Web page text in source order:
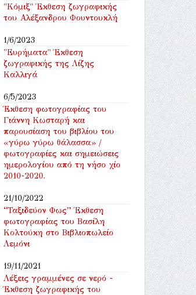
"Κόμιξ" Έκθεση ζωγραφικής
του Αλέξανδρου Φουντουκλή
1/6/2023
"Ευρήματα" Έκθεση
ζωγραφικής της Λίζης
Καλλιγά
6/5/2023
Έκθεση φωτογραφίας του
Γιάννη Κωσταρή και
παρουσίαση του βιβλίου του
«γύρω γύρω θάλασσα» /
φωτογραφίες και σημειώσεις
ημερολογίου από τη νήσο χίο
2010-2020.
21/10/2022
“Ταξιδεύον Φως” Έκθεση
φωτογραφίας του Βασίλη
Κολτούκη στο Βιβλιοπωλείο
Λεμόνι
19/11/2021
Λέξεις γραμμένες σε νερό -
Έκθεση ζωγραφικής του